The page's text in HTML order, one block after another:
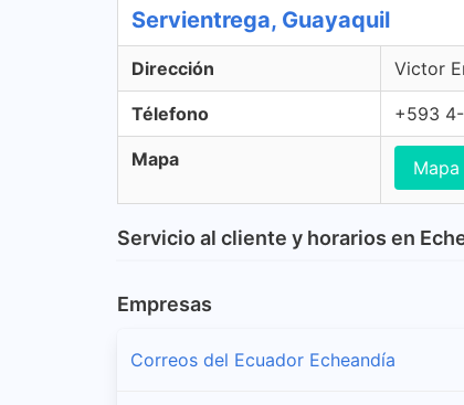
Servientrega, Guayaquil
Dirección Victor
Télefono +593
Mapa Mapa
Servicio al cliente y horarios en
Empresas
Correos del Ecuador Echeandía